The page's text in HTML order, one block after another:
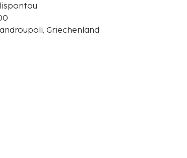
Griechenland